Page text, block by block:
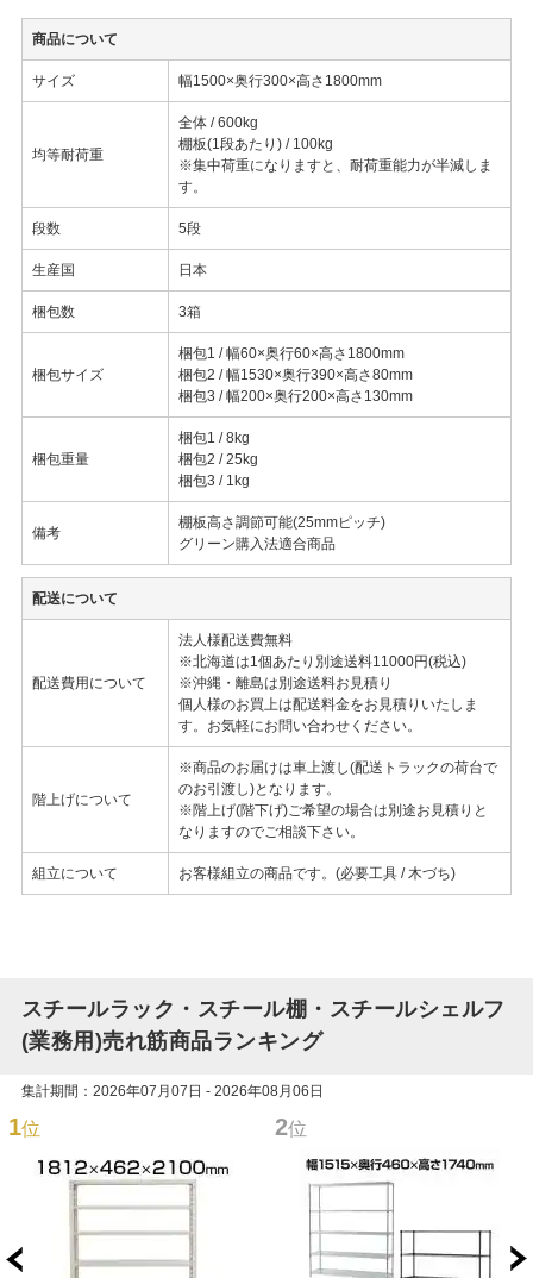
商品について
サイズ 幅1500×奥行300×高さ1800mm
均等耐荷重
全体 / 600kg
棚板(1段あたり) / 100kg
※集中荷重になりますと、耐荷重能力が半減しま
す。
段数 5段
生産国 日本
梱包数 3箱
梱包サイズ
梱包1 / 幅60×奥行60×高さ1800mm
梱包2 / 幅1530×奥行390×高さ80mm
梱包3 / 幅200×奥行200×高さ130mm
梱包重量
梱包1 / 8kg
梱包2 / 25kg
梱包3 / 1kg
備考
棚板高さ調節可能(25mmピッチ)
グリーン購入法適合商品
配送について
配送費用について
法人様配送費無料
※北海道は1個あたり別途送料11000円(税込)
※沖縄・離島は別途送料お見積り
個人様のお買上は配送料金をお見積りいたしま
す。お気軽にお問い合わせください。
階上げについて
※商品のお届けは車上渡し(配送トラックの荷台で
のお引渡し)となります。
※階上げ(階下げ)ご希望の場合は別途お見積りと
なりますのでご相談下さい。
組立について お客様組立の商品です。(必要工具 / 木づち)
スチールラック・スチール棚・スチールシェルフ
(業務用)売れ筋商品ランキング
集計期間：2026年07月07日 - 2026年08月06日
1位 2位